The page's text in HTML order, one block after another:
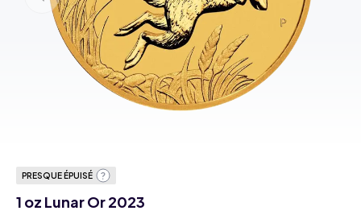
PRESQUE ÉPUISÉ
1 oz Lunar Or 2023